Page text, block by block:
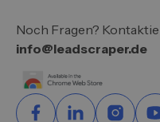
Noch Fragen?
info@leadscraper.de